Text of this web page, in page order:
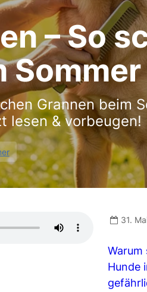
– So
Sommer
Grannen beim
lesen & vorbeugen!
31.
Warum
Hunde